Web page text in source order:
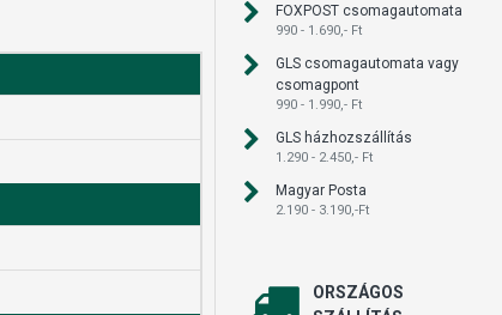
FOXPOST csomagautomata
990 - 1.690,- Ft
GLS csomagautomata vagy
csomagpont
990 - 1.990,- Ft
GLS házhozszállítás
1.290 - 2.450,- Ft
Magyar Posta
2.190 - 3.190,-Ft
ORSZÁGOS